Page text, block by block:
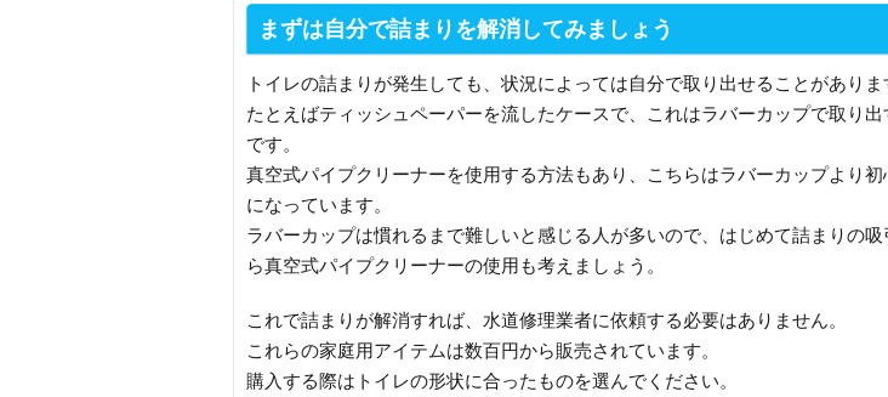
まずは自分で詰まりを解消してみましょう
トイレの詰まりが発生しても、状況によっては自分で取り出せることがありま
たとえばティッシュペーパーを流したケースで、これはラバーカップで取り
です。
真空式パイプクリーナーを使用する方法もあり、こちらはラバーカップより
になっています。
ラバーカップは慣れるまで難しいと感じる人が多いので、はじめて詰まりの
ら真空式パイプクリーナーの使用も考えましょう。
これで詰まりが解消すれば、水道修理業者に依頼する必要はありません。
これらの家庭用アイテムは数百円から販売されています。
購入する際はトイレの形状に合ったものを選んでください。